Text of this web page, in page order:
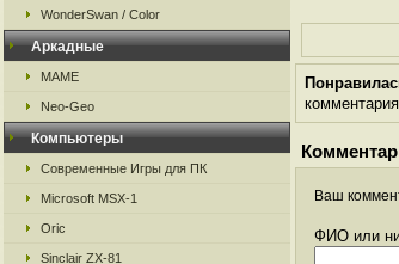
WonderSwan / Color
Аркадные
MAME
Neo-Geo
Компьютеры
Современные Игры для ПК
Microsoft MSX-1
Oric
Sinclair ZX-81
Ваш
ФИО или